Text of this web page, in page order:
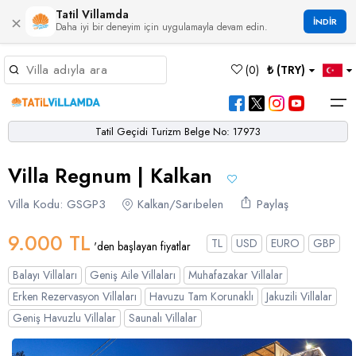
× Tatil Villamda
Daha iyi bir deneyim için uygulamayla devam edin. İNDİR
(0) ₺ (TRY)
Hakkımızda
Bölgeler
Bölgeler
Bodrum
Turgutreis
Çeşme
Alaçatı
Germiyan
Dalaman
Dalyan
Çalış
Çamköy
Çatalarık
Çiftlik
Eldirek
Bornova
Akbel
Bezirgan
Çavdır
Çayköy
Hacıoğlan
Ağullu
Bayındır
Çukurbağ
Gökçeören
Gökseki
Çamlı
Selimiye
Boğaziçi
Eşen
Karadere
Yakabağ
Villa Seçeneklerimiz
Villa Seçeneklerimiz
Balayı Villaları
Çift Jakuzili Villalar
Çocuk Havuzlu Villalar
Çocuk Oyun Alanı Olan Villalar
Blog
Tatil Geçidi Turizm Belge No: 17973
Villa Regnum | Kalkan
Villa Kodu: GSGP3 Kalkan/Sarıbelen Paylaş
9.000 TL 'den başlayan fiyatlar TL USD EURO
GBP
Balayı Villaları
Geniş Aile Villaları
Muhafazakar Villalar
Erken Rezervasyon Villaları
Havuzu Tam Korunaklı
Jakuzili Villalar
Geniş Havuzlu Villalar
Saunalı Villalar
Dil Seçiniz
German Italian Russian
Kur Seçiniz
Türk Lirası
TRY- TL
EURO
EUR - € USD - $
GBP- £
Favorilerim
Müsaitlik Takvimi
Müsaitlik Takvimi >